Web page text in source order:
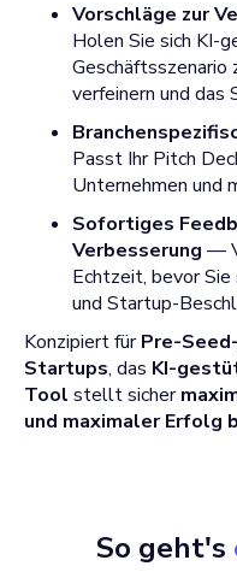
Vorschläge zur
Holen Sie sich KI-
Geschäftsszenario
verfeinern und
Passt Ihr Pitch
Unternehmen und
Sofortiges
Verbesserung —
Echtzeit, bevor
und Startup-
Konzipiert fürPre-
Startups, das KI-
Tool stellt sicher
und maximaler Erfolg
So geht's